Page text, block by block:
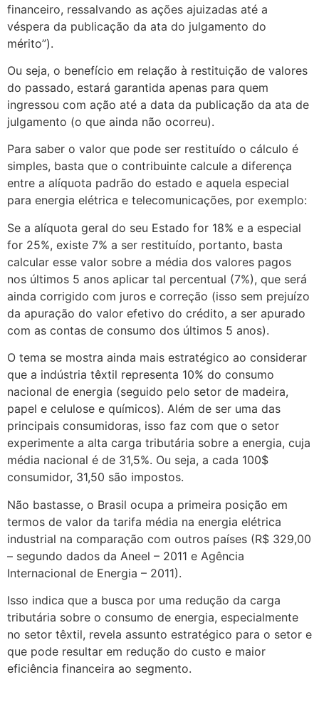
financeiro, ressalvando as ações ajuizadas até a
véspera da publicação da ata do julgamento do
mérito”).
Ou seja, o benefício em relação à restituição de valores
do passado, estará garantida apenas para quem
ingressou com ação até a data da publicação da ata de
julgamento (o que ainda não ocorreu).
Para saber o valor que pode ser restituído o cálculo é
simples, basta que o contribuinte calcule a diferença
entre a alíquota padrão do estado e aquela especial
para energia elétrica e telecomunicações, por exemplo:
Se a alíquota geral do seu Estado for 18% e a especial
for 25%, existe 7% a ser restituído, portanto, basta
calcular esse valor sobre a média dos valores pagos
nos últimos 5 anos aplicar tal percentual (7%), que será
ainda corrigido com juros e correção (isso sem prejuízo
da apuração do valor efetivo do crédito, a ser apurado
com as contas de consumo dos últimos 5 anos).
O tema se mostra ainda mais estratégico ao considerar
que a indústria têxtil representa 10% do consumo
nacional de energia (seguido pelo setor de madeira,
papel e celulose e químicos). Além de ser uma das
principais consumidoras, isso faz com que o setor
experimente a alta carga tributária sobre a energia, cuja
média nacional é de 31,5%. Ou seja, a cada 100$
consumidor, 31,50 são impostos.
Não bastasse, o Brasil ocupa a primeira posição em
termos de valor da tarifa média na energia elétrica
industrial na comparação com outros países (R$ 329,00
– segundo dados da Aneel – 2011 e Agência
Internacional de Energia – 2011).
Isso indica que a busca por uma redução da carga
tributária sobre o consumo de energia, especialmente
no setor têxtil, revela assunto estratégico para o setor e
que pode resultar em redução do custo e maior
eficiência financeira ao segmento.